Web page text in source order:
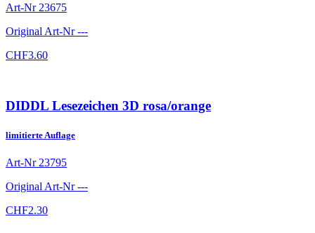
Art-Nr 23675
Original Art-Nr---
CHF3.60
DIDDL Lesezeichen 3D rosa/orange
limitierte Auflage
Art-Nr 23795
Original Art-Nr---
CHF2.30